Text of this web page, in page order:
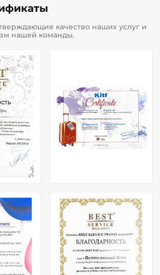
качество наших услуг и
нашей команды.